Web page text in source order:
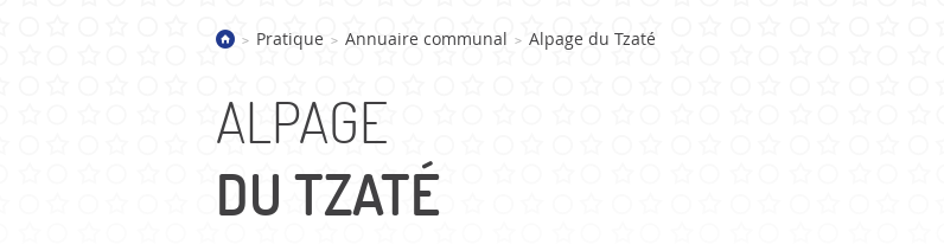
Villages
Actualités
Historique
> Pratique > Annuaire communal > Alpage du Tzaté
ALPAGE
DU TZATÉ